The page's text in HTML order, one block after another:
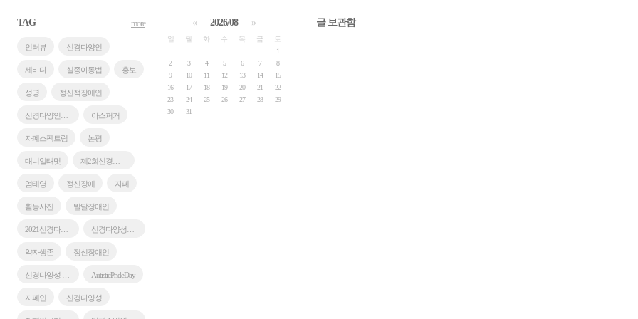
TAG
인터뷰 신경다양인
세바다 실종아동법 홍보
성명 정신적장애인
아스퍼거
자폐스펙트럼 논평
대니얼태멋
엄태영 정신장애 자폐
활동사진 발달장애인
2021신경다양인모꼬지
약자생존 정신장애인
AutisticPrideDay
자폐인 신경다양성
more « 2026/08 »
일 월 화 수 목 금
토
1
2
3 4 5 6 7
8
9
10 11 12 13 14
15
16
17 18 19 20 21
22
23
24 25 26 27 28
29
30
31
글 보관함